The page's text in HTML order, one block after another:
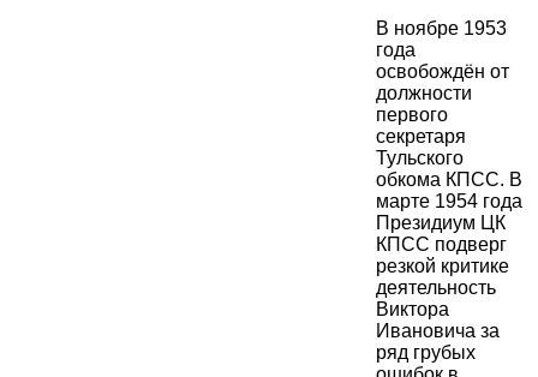
В ноябре 1953
года
освобождён от
должности
первого
секретаря
Тульского
обкома КПСС. В
марте 1954 года
Президиум ЦК
КПСС подверг
резкой критике
деятельность
Виктора
Ивановича за
ряд грубых